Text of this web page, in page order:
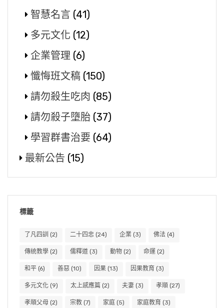
智慧名言 (41)
多元文化 (12)
企業管理 (6)
懺悔班文稿 (150)
請勿殺生吃肉 (85)
請勿殺子墮胎 (37)
學習群書治要 (64)
最新公告 (15)
標籤
了凡四訓 (2) 二十四忠 (24) 企業 (3) 佛法 (4)
傳統教學 (2) 儒釋道 (3) 動物 (2) 命運 (2)
和平 (6) 善惡 (10) 因果 (13) 因果教育 (3)
多元文化 (9) 太上感應篇 (2) 夫妻 (3) 孝順 (27)
孝順父母 (2) 宗教 (7) 家庭 (5) 家庭教育 (3)